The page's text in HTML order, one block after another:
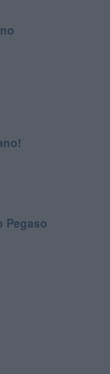
Pegaso